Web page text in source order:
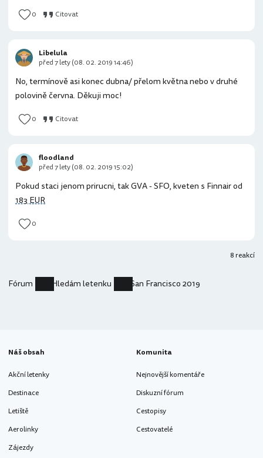
0 Citovat
No, termínově asi konec dubna/ přelom května nebo v druhé
polovině června. Děkuji moc!
0 Citovat
Libelula
před 7 lety (08. 02. 2019 14:46)
Pokud staci jenom prirucni, tak GVA - SFO, kveten s Finnair od
183 EUR
0
floodland
před 7 lety (08. 02. 2019 15:02)
8 reakcí
Fórum Hledám letenku San Francisco 2019
Náš obsah
Akční letenky
Destinace
Letiště
Aerolinky
Zájezdy
Komunita
Nejnovější komentáře
Diskuzní fórum
Cestopisy
Cestovatelé